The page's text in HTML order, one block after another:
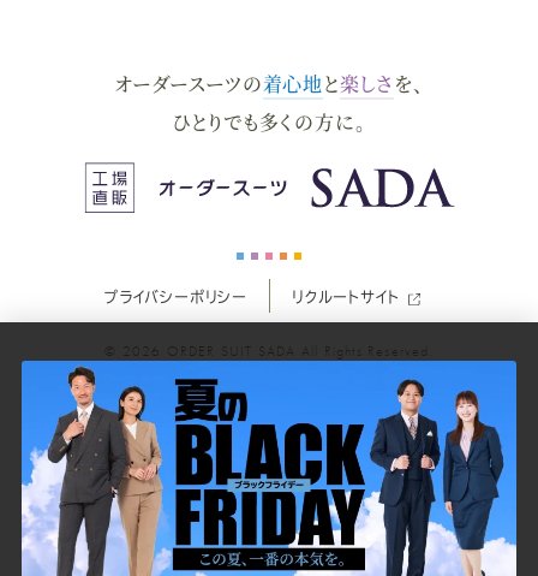
ー
ス
ツ
SADA
の
公
ー
ス
ー
ツ
SADA
の
公
ー
ス
ー
ツ
SADA
の
公
ー
ス
ツ
SADA
の
公
ス
ツ
SADA
の
公
オーダースーツの着心地と楽しさ を、
ひとりでも多くの方に。
プライバシーポリシー リクルートサイト
© 2026 ORDER SUIT SADA All Rights Reserved.